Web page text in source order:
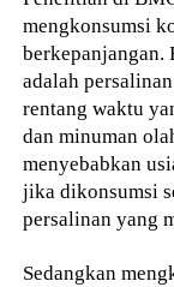
mengkonsumsi
berkepanjangan.
adalah
rentang waktu
dan minuman
menyebabkan
jika dikonsumsi
persalinan yang
Sedangkan